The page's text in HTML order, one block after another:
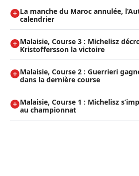
La manche du Maroc annulée,
calendrier
Malaisie, Course 3 : Michelisz
Kristoffersson la victoire
Malaisie, Course 2 : Guerrieri
dans la dernière course
Malaisie, Course 1 : Michelisz
au championnat